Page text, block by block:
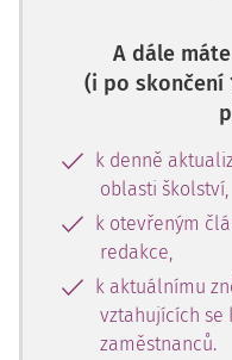
A dále
(i po skončení
k denně
oblasti školství,
k otevřeným
redakce,
k aktuálnímu
vztahujících se
zaměstnanců.